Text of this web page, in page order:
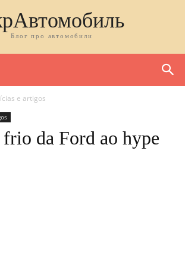
Блог про автомобили
e artigos
da Ford ao hype